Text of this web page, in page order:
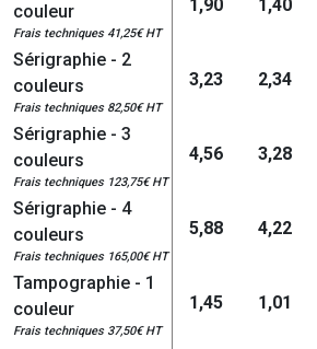
couleur
Frais techniques 41,25€ HT
1,90 1,40
Sérigraphie - 2
couleurs
Frais techniques 82,50€ HT
3,23 2,34
Sérigraphie - 3
couleurs
Frais techniques 123,75€ HT
4,56 3,28
Sérigraphie - 4
couleurs
Frais techniques 165,00€ HT
5,88 4,22
Tampographie - 1
couleur
Frais techniques 37,50€ HT
1,45 1,01